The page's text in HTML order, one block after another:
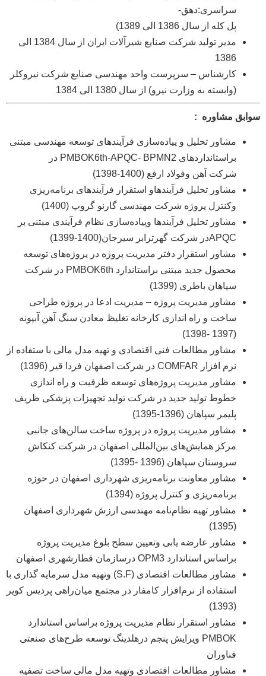
سراسری:دهق-
پل کله از سال 1386 الی 1389)
مدیر تولید شرکت صنایع شیرآلات ایران از سال 1384 الی
1386
کارشناس – سرپرست واحد مهندسی صنایع شرکت نیروکلر
(وابسته به وزارت نیرو) از سال 1380 الی 1384
سوابق مشاوره :
مشاور تحلیل و پیاده‌سازی فرآیندهای توسعه مهندسی مبتنی
براستانداردهای PMBOK6th-APQC- BPMN2 در
شرکت آهن وفولاد ارفع (1400-1398)
مشاور تحلیل فرآیندهاو استقرار فرآیندهای برنامه‌ریزی
وکنترل پروژه شرکت مهندسی گارنو گروپ (1400)
مشاور تحلیل فرآیندها وپیاده‌سازی نظام فرآیندی مبتنی بر
APQCدر شرکت گهرترابر سیرجان(1400-1399)
مشاور استقرار دفتر مدیریت پروژه در پروژه‌های توسعه
محصول جدید مبتنی براستاندارد PMBOK6th در شرکت
سپاهان باطری (1399)
مشاور مدیریت پروژه – مدیریت ادعا در پروژه طراحی
ساخت و راه‌‍ اندازی کارخانه تغلیظ معادن سنگ آهن آبپونه
(1397 -1398)
مشاور مطالعات فنی اقتصادی و تهیه مدل مالی با ستفاده از
نرم افزار COMFAR در شرکت اصفهان فردا قیر (1396)
مشاور مدیریت پروژه‌های توسعه ظرفیت و راه اندازی
خطوط تولید جدید در شرکت تولید تجهیزات پزشکی ظریف
پلیمر سپاهان (1396-1395)
مشاور مدیریت پروژه در پروژه ساخت سالن‌های جانبی
مرکز همایش‌های بین‌المللی اصفهان در شرکت کنکاش
سروستان سپاهان (1396 -1395)
مشاور معاونت برنامه‌ریزی شهرداری اصفهان در حوزه
برنامه‌ریزی و کنترل پروژه (1394)
مشاور تهیه نظام‌نامه مهندسی ارزش شهرداری اصفهان
(1395)
مشاور عارضه یابی وتعیین سطح بلوغ مدیریت پروژه
براساس استاندارد OPM3 درسازمان قطارشهری اصفهان
مشاور مطالعات اقتصادی (S.F) وتهیه مدل سرمایه گذاری با
استفاده از نرم‌افزار کامفار در مجتمع میان‌راهی پردیس کویر
(1393)
مشاور استقرار نظام مدیریت پروژه براساس استاندارد
PMBOK ویرایش پنجم درهلدینگ توسعه طرح‌های صنعتی
فناوران
مشاور مطالعات اقتصادی وتهیه مدل مالی ساخت تصفیه